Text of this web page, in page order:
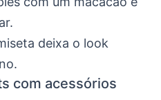
deixa o look
com acessórios